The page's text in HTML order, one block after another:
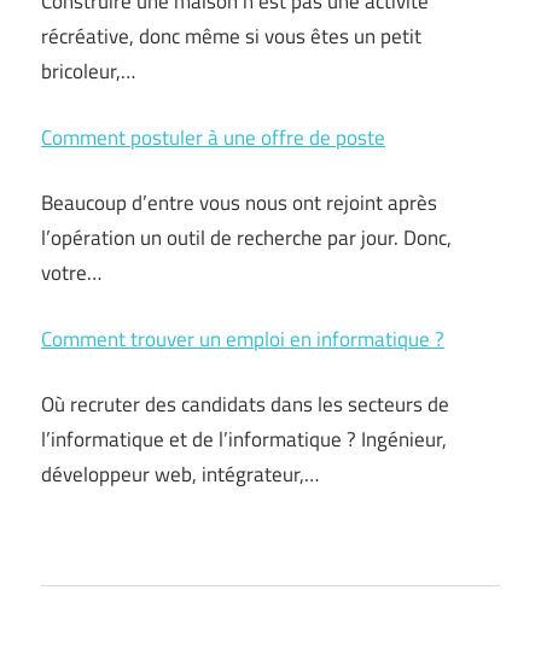
récréative, donc même si vous êtes un petit
bricoleur,…
Comment postuler à une offre de poste
Beaucoup d’entre vous nous ont rejoint après
l’opération un outil de recherche par jour. Donc,
votre…
Comment trouver un emploi en informatique ?
Où recruter des candidats dans les secteurs de
l’informatique et de l’informatique ? Ingénieur,
développeur web, intégrateur,…